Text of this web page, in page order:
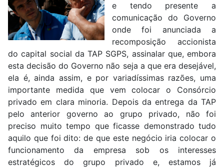
e tendo presente a
comunicação do Governo
onde foi anunciada a
recomposição accionista
do capital social da TAP SGPS, assinalar que, embora
esta decisão do Governo não seja a que era desejável,
ela é, ainda assim, e por variadíssimas razões, uma
importante medida que vem colocar o Consórcio
privado em clara minoria. Depois da entrega da TAP
pelo anterior governo ao grupo privado, não foi
preciso muito tempo que ficasse demonstrado tudo
aquilo que foi dito: de que este negócio iria colocar o
funcionamento da empresa sob os interesses
estratégicos do grupo privado e, estamos já